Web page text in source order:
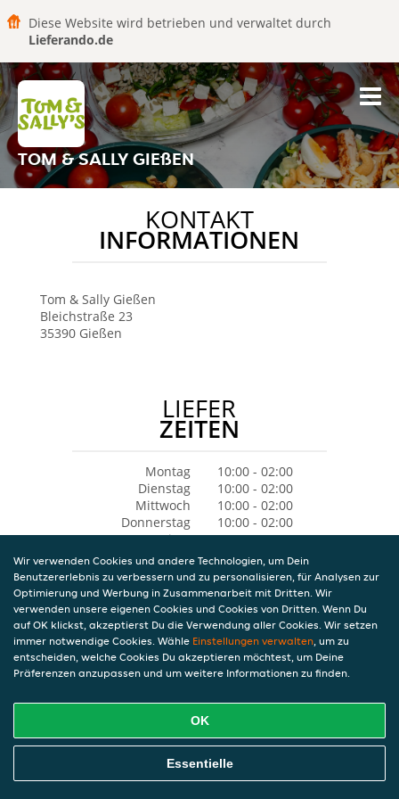
Diese Website wird betrieben und verwaltet durch
Lieferando.de
TOM & SALLY GIEßEN
KONTAKT
INFORMATIONEN
Tom & Sally Gießen
Bleichstraße 23
35390 Gießen
LIEFER
ZEITEN
Montag
10:00 - 02:00
Dienstag
10:00 - 02:00
Mittwoch
10:00 - 02:00
Donnerstag
10:00 - 02:00
Freitag
10:00 - 04:00
Samstag
10:00 - 04:00
Sonntag
10:00 - 02:00
Wir verwenden Cookies und andere Technologien, um Dein
Benutzererlebnis zu verbessern und zu personalisieren, für Analysen zur
Optimierung und Werbung in Zusammenarbeit mit Dritten. Wir
verwenden unsere eigenen Cookies und Cookies von Dritten. Wenn Du
auf OK klickst, akzeptierst Du die Verwendung aller Cookies. Wir setzen
immer notwendige Cookies. Wähle Einstellungen verwalten, um zu
entscheiden, welche Cookies Du akzeptieren möchtest, um Deine
Präferenzen anzupassen und um weitere Informationen zu finden.
OK
Essentielle